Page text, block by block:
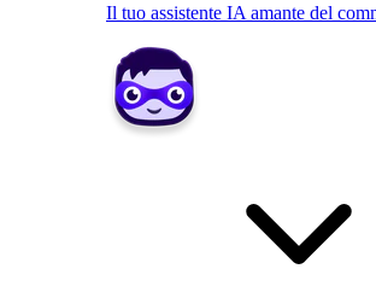
Il tuo assistente IA amante del